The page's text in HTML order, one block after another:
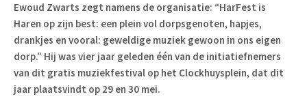
Ewoud Zwarts zegt namens de organisatie: “HarFest is
Haren op zijn best: een plein vol dorpsgenoten, hapjes,
drankjes en vooral: geweldige muziek gewoon in ons eigen
dorp.” Hij was vier jaar geleden één van de initiatiefnemers
van dit gratis muziekfestival op het Clockhuysplein, dat dit
jaar plaatsvindt op 29 en 30 mei.